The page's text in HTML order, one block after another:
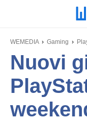
WEMEDIA Gaming
Nuovi